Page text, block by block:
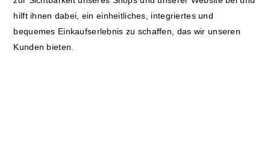
hilft ihnen dabei, ein einheitliches, integriertes und
bequemes Einkaufserlebnis zu schaffen, das wir unseren
Kunden bieten.